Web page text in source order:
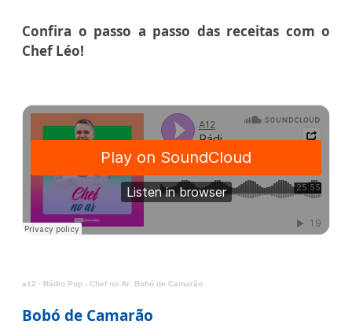
Confira o passo a passo das receitas com o
Chef Léo!
a12 · Rádio Pop - Chef no Ar: Bobó de Camarão
Bobó de Camarão